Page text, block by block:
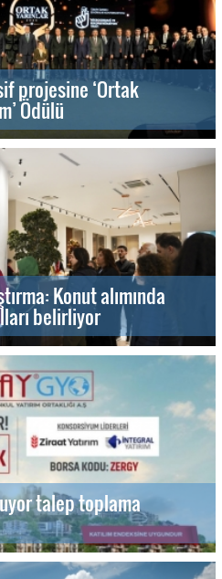
projesine ‘Ortak
Ödülü
Konut alımında
belirliyor
talep toplama